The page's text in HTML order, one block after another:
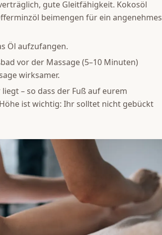
gute Gleitfähigkeit. Kokosöl
beimengen für ein angenehmes
Öl aufzufangen.
vor der Massage (5–10 Minuten)
wirksamer.
– so dass der Fuß auf eurem
ist wichtig: Ihr solltet nicht gebückt